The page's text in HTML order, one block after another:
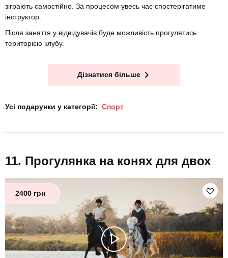
зіграють самостійно. За процесом увесь час спостерігатиме
інструктор.
Після заняття у відвідувачів буде можливість прогулятись
територією клубу.
Дізнатися більше
Усі подарунки у категорії: Спорт
Прогулянка на конях для двох
2400 грн